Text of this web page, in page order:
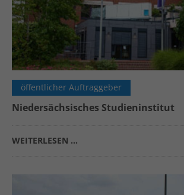
öffentlicher Auftraggeber
Niedersächsisches Studieninstitut
WEITERLESEN …